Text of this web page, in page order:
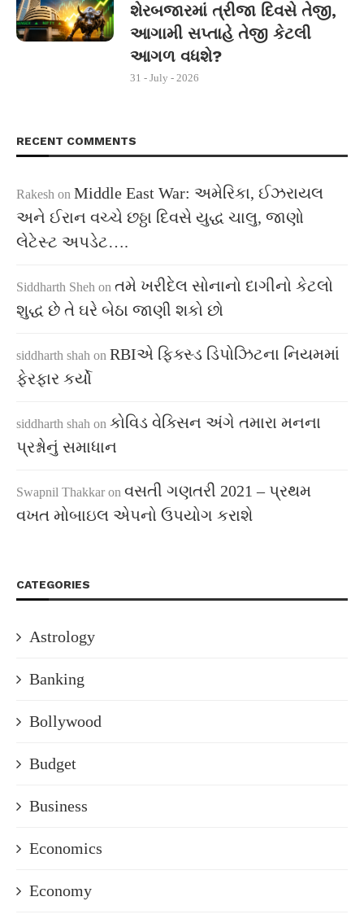
શેરબજારમાં ત્રીજા દિવસે તેજી,
આગામી સપ્તાહે તેજી કેટલી
આગળ વધશે?
31 - July - 2026
RECENT COMMENTS
Rakesh on Middle East War: અમેરિકા, ઈઝરાયલ
અને ઈરાન વચ્ચે છઠ્ઠા દિવસે યુદ્ધ ચાલુ, જાણો
લેટેસ્ટ અપડેટ….
Siddharth Sheh on તમે ખરીદેલ સોનાનો દાગીનો કેટલો
શુદ્ધ છે તે ઘરે બેઠા જાણી શકો છો
siddharth shah on RBIએ ફિક્સ્ડ ડિપોઝિટના નિયમમાં
ફેરફાર કર્યો
siddharth shah on કોવિડ વેક્સિન અંગે તમારા મનના
પ્રશ્નોનું સમાધાન
Swapnil Thakkar on વસતી ગણતરી 2021 – પ્રથમ
વખત મોબાઇલ એપનો ઉપયોગ કરાશે
CATEGORIES
Astrology
Banking
Bollywood
Budget
Business
Economics
Economy